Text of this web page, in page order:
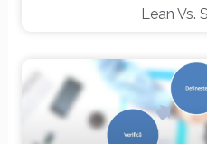
Lean Vs.